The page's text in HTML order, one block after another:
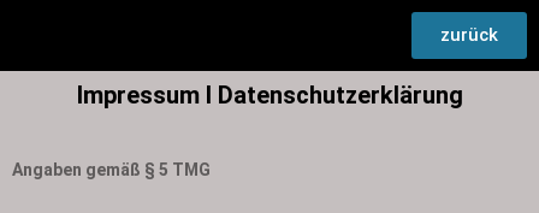
zurück
Impressum I Datenschutzerklärung
Angaben gemäß § 5 TMG